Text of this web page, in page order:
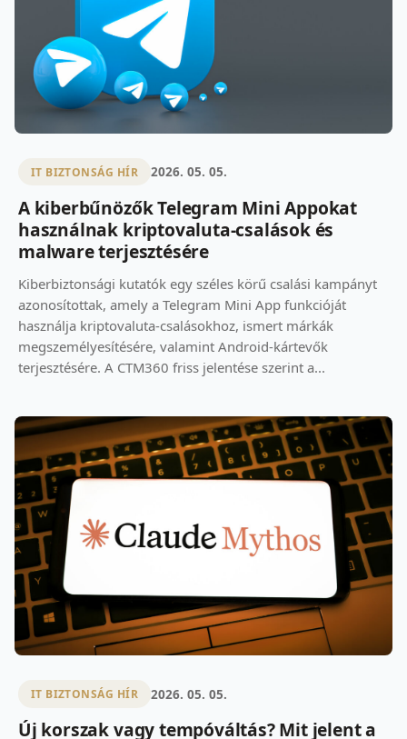
IT BIZTONSÁG HÍR 2026. 05. 05.
A kiberbűnözők Telegram Mini Appokat
használnak kriptovaluta-csalások és
malware terjesztésére
Kiberbiztonsági kutatók egy széles körű csalási kampányt
azonosítottak, amely a Telegram Mini App funkcióját
használja kriptovaluta-csalásokhoz, ismert márkák
megszemélyesítésére, valamint Android-kártevők
terjesztésére. A CTM360 friss jelentése szerint a...
IT BIZTONSÁG HÍR 2026. 05. 05.
Új korszak vagy tempóváltás? Mit jelent a